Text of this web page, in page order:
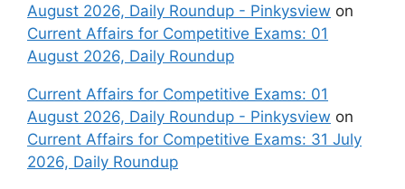
August 2026, Daily Roundup - Pinkysview on
Current Affairs for Competitive Exams: 01
August 2026, Daily Roundup
Current Affairs for Competitive Exams: 01
August 2026, Daily Roundup - Pinkysview on
Current Affairs for Competitive Exams: 31 July
2026, Daily Roundup